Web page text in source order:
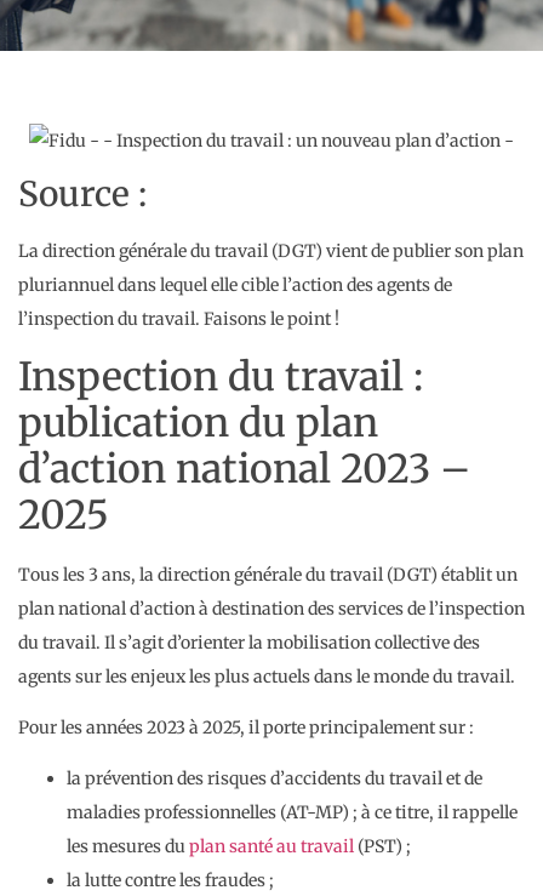
Source :
La direction générale du travail (DGT) vient de publier son plan
pluriannuel dans lequel elle cible l’action des agents de
l’inspection du travail. Faisons le point !
Inspection du travail :
publication du plan
d’action national 2023 –
2025
Tous les 3 ans, la direction générale du travail (DGT) établit un
plan national d’action à destination des services de l’inspection
du travail. Il s’agit d’orienter la mobilisation collective des
agents sur les enjeux les plus actuels dans le monde du travail.
Pour les années 2023 à 2025, il porte principalement sur :
la prévention des risques d’accidents du travail et de
maladies professionnelles (AT-MP) ; à ce titre, il rappelle
les mesures duplan santé au travail (PST) ;
la lutte contre les fraudes ;